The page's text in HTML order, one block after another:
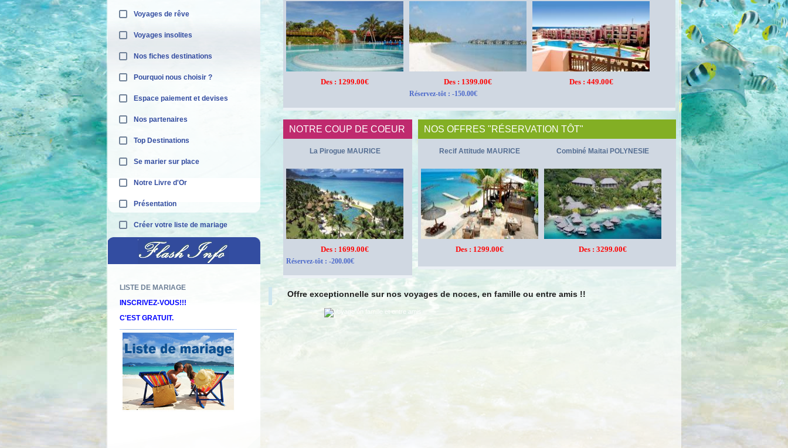
Voyages de rêve
Voyages insolites
Nos fiches destinations
Pourquoi nous choisir ?
Espace paiement et devises
Nos partenaires
Top Destinations
Se marier sur place
Notre Livre d'Or
Présentation
Créer votre liste de mariage
LISTE DE MARIAGE
INSCRIVEZ-VOUS!!!
C'EST GRATUIT.
Découvrez nos offres "adults only"
Des : 1299.00€ Des : 1399.00€
Réservez-tôt : -150.00€
Des : 449.00€
NOTRE COUP DE COEUR
La Pirogue MAURICE
Des : 1699.00€
Réservez-tôt : -200.00€
NOS OFFRES "RÉSERVATION TÔT"
Recif Attitude MAURICE
Des : 1299.00€
Combiné Maitai POLYNESIE
Des : 3299.00€
Offre exceptionnelle sur nos voyages de noces, en famille ou entre amis !!